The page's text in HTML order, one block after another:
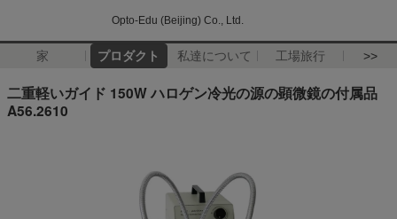
Opto-Edu (Beijing) Co., Ltd.
家 プロダクト 私達について 工場旅行 >>
二重軽いガイド 150W ハロゲン冷光の源の顕微鏡の付属品
A56.2610